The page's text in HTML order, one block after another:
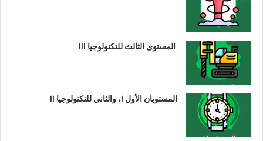
المستوى الثالث للتكنولوجيا III
المستويان الأول I، والثاني للتكنولوجيا II